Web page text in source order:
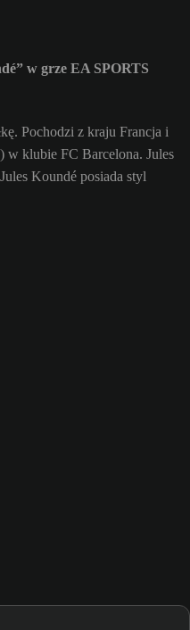
w grze EA SPORTS
Pochodzi z kraju Francja i
w klubie FC Barcelona. Jules
Jules Koundé posiada styl